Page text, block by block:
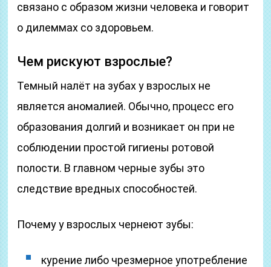
связано с образом жизни человека и говорит
о дилеммах со здоровьем.
Чем рискуют взрослые?
Темный налёт на зубах у взрослых не
является аномалией. Обычно, процесс его
образования долгий и возникает он при не
соблюдении простой гигиены ротовой
полости. В главном черные зубы это
следствие вредных способностей.
Почему у взрослых чернеют зубы:
курение либо чрезмерное употребление